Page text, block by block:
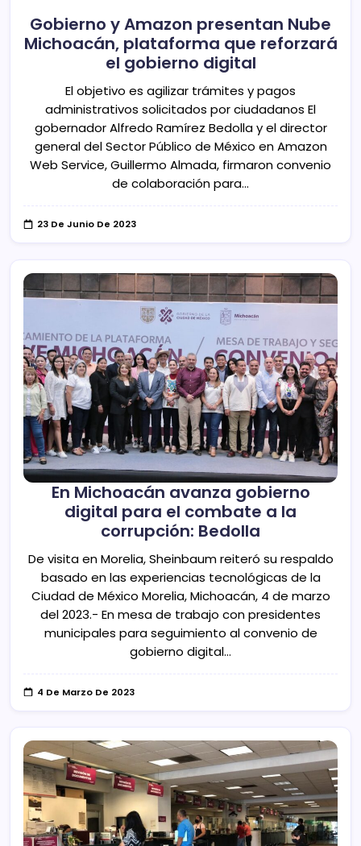
Gobierno y Amazon presentan Nube
Michoacán, plataforma que reforzará
el gobierno digital
El objetivo es agilizar trámites y pagos
administrativos solicitados por ciudadanos El
gobernador Alfredo Ramírez Bedolla y el director
general del Sector Público de México en Amazon
Web Service, Guillermo Almada, firmaron convenio
de colaboración para…
23 De Junio De 2023
En Michoacán avanza gobierno
digital para el combate a la
corrupción: Bedolla
De visita en Morelia, Sheinbaum reiteró su respaldo
basado en las experiencias tecnológicas de la
Ciudad de México Morelia, Michoacán, 4 de marzo
del 2023.- En mesa de trabajo con presidentes
municipales para seguimiento al convenio de
gobierno digital…
4 De Marzo De 2023